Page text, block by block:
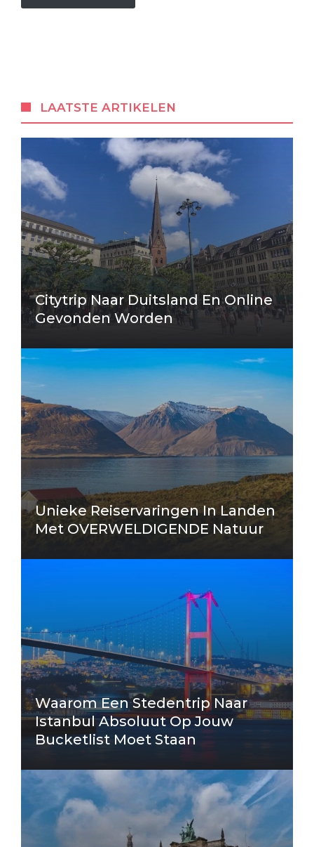
LAATSTE ARTIKELEN
Citytrip Naar Duitsland En Online
Gevonden Worden
Unieke Reiservaringen In Landen
Met OVERWELDIGENDE Natuur
Waarom Een Stedentrip Naar
Istanbul Absoluut Op Jouw
Bucketlist Moet Staan